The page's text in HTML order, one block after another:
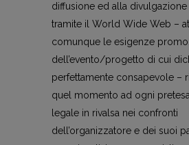
diffusione ed alla
tramite il World Wide Web –
comunque le esigenze
dell’evento/progetto di cui
perfettamente consapevole –
quel momento ad ogni
legale in rivalsa nei confronti
dell’organizzatore e dei suoi